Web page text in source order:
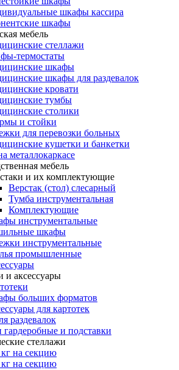
шкафы кассира
шкафы
мебель
стеллажи
термостаты
шкафы
шкафы для раздевалок
кровати
тумбы
столики
и стойки
для перевозки больных
кушетки и банкетки
металлокаркасе
мебель
и их комплектующие
Верстак (стол) слесарный
Тумба инструментальная
Комплектующие
инструментальные
шкафы
инструментальные
промышленные
и аксессуары
больших форматов
для картотек
раздевалок
и подставки
стеллажи
кг на секцию
кг на секцию